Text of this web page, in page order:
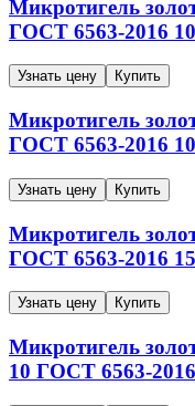
Микротигель
ГОСТ 6563-2016 10
Узнать цену Купить
Микротигель
ГОСТ 6563-2016 10
Узнать цену Купить
Микротигель
ГОСТ 6563-2016 15
Узнать цену Купить
Микротигель
10 ГОСТ 6563-2016